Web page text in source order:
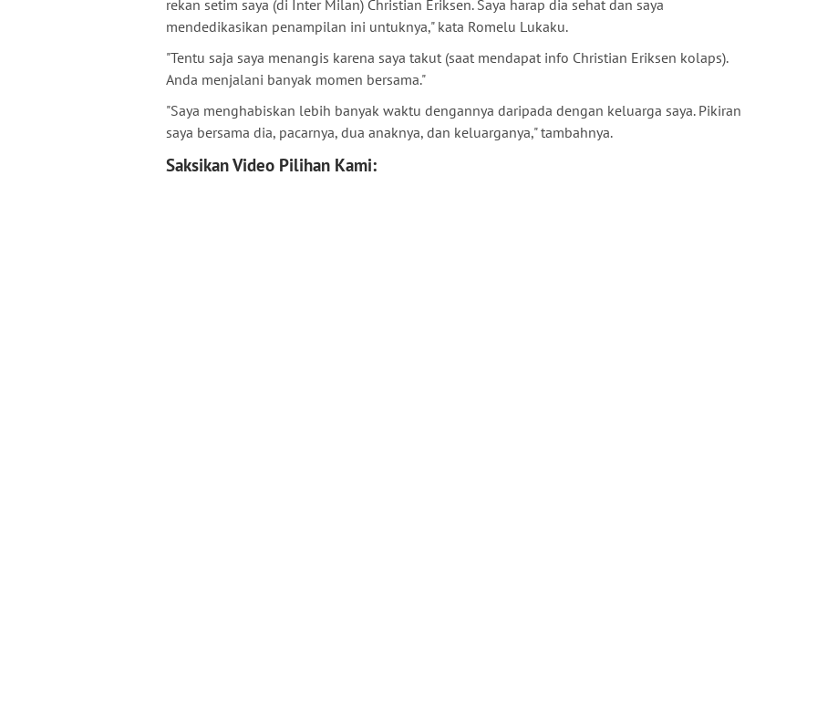
rekan setim saya (di Inter Milan) Christian Eriksen. Saya harap dia sehat dan saya
mendedikasikan penampilan ini untuknya," kata Romelu Lukaku.
"Tentu saja saya menangis karena saya takut (saat mendapat info Christian Eriksen kolaps).
Anda menjalani banyak momen bersama."
"Saya menghabiskan lebih banyak waktu dengannya daripada dengan keluarga saya. Pikiran
saya bersama dia, pacarnya, dua anaknya, dan keluarganya," tambahnya.
Saksikan Video Pilihan Kami: